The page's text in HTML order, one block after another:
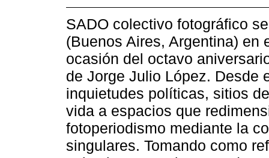
SADO colectivo fotográfico
(Buenos Aires, Argentina) en
ocasión del octavo
de Jorge Julio López. Desde
inquietudes políticas, sitios
vida a espacios que
fotoperiodismo mediante la
singulares. Tomando como